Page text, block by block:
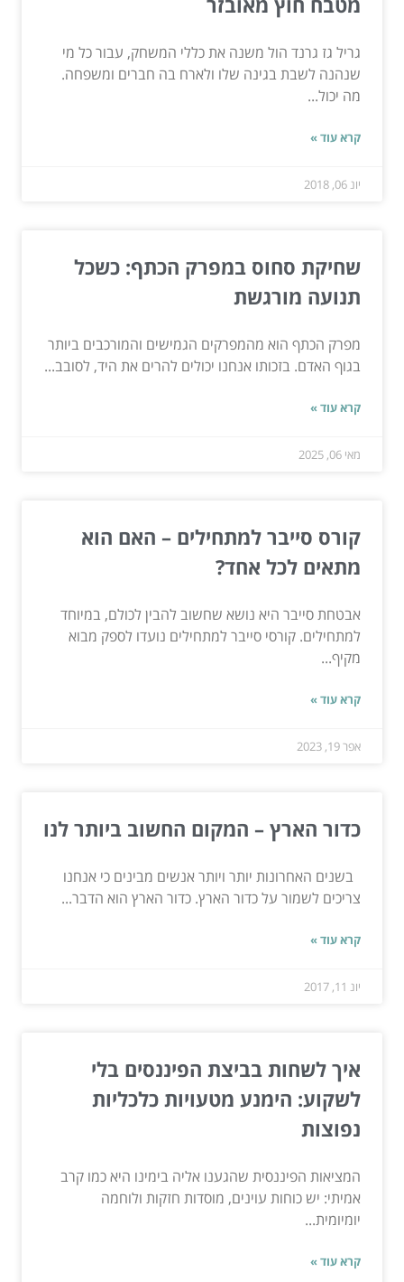
גריל גז גרנד הול משנה את כללי המשחק, עבור כל מי
שנהנה לשבת בגינה שלו ולארח בה חברים ומשפחה.
מה יכול...
קרא עוד »
יונ 06, 2018
שחיקת סחוס במפרק הכתף: כשכל
תנועה מורגשת
מפרק הכתף הוא מהמפרקים הגמישים והמורכבים ביותר
בגוף האדם. בזכותו אנחנו יכולים להרים את היד, לסובב...
קרא עוד »
מאי 06, 2025
קורס סייבר למתחילים – האם הוא
מתאים לכל אחד?
אבטחת סייבר היא נושא שחשוב להבין לכולם, במיוחד
למתחילים. קורסי סייבר למתחילים נועדו לספק מבוא
מקיף...
קרא עוד »
אפר 19, 2023
כדור הארץ – המקום החשוב ביותר לנו
בשנים האחרונות יותר ויותר אנשים מבינים כי אנחנו
צריכים לשמור על כדור הארץ. כדור הארץ הוא הדבר...
קרא עוד »
יונ 11, 2017
איך לשחות בביצת הפיננסים בלי
לשקוע: הימנע מטעויות כלכליות
נפוצות
המציאות הפיננסית שהגענו אליה בימינו היא כמו קרב
אמיתי: יש כוחות עוינים, מוסדות חזקות ולוחמה
יומיומית...
קרא עוד »